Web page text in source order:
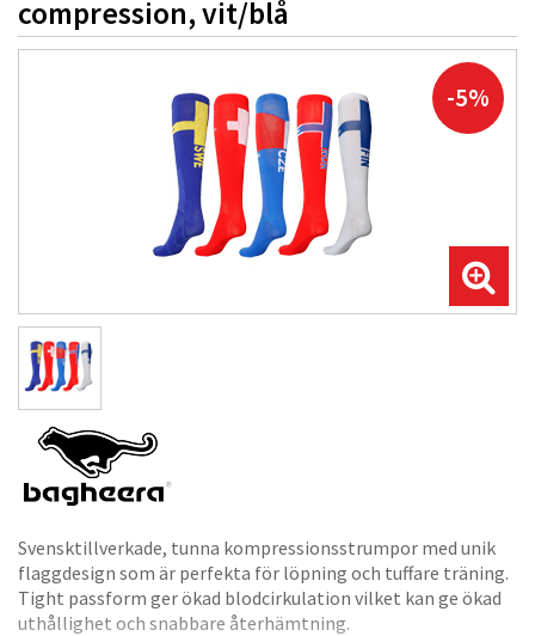
compression, vit/blå
-5%
Svensktillverkade, tunna kompressionsstrumpor med unik
flaggdesign som är perfekta för löpning och tuffare träning.
Tight passform ger ökad blodcirkulation vilket kan ge ökad
uthållighet och snabbare återhämtning.